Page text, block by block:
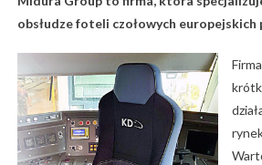
obsłudze foteli czołowych